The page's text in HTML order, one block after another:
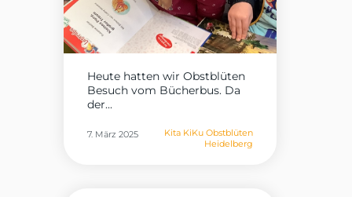
Heute hatten wir Obstblüten
Besuch vom Bücherbus. Da
der...
7. März 2025
Kita KiKu Obstblüten
Heidelberg